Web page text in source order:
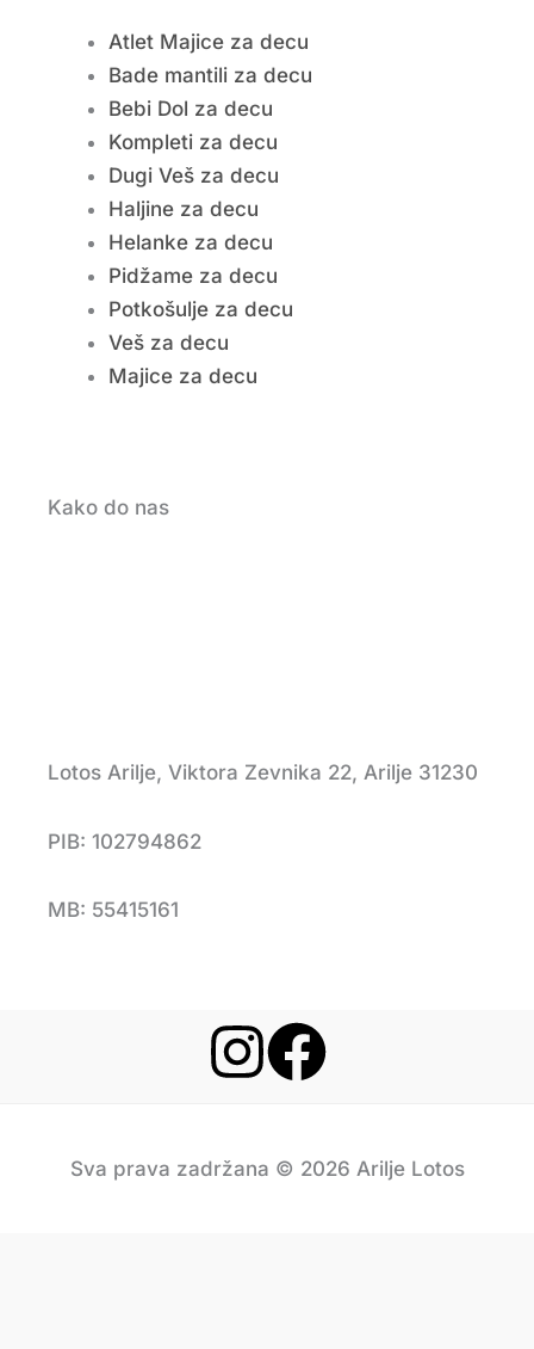
Atlet Majice za decu
Bade mantili za decu
Bebi Dol za decu
Kompleti za decu
Dugi Veš za decu
Haljine za decu
Helanke za decu
Pidžame za decu
Potkošulje za decu
Veš za decu
Majice za decu
Kako do nas
Lotos Arilje, Viktora Zevnika 22, Arilje 31230
PIB: 102794862
MB: 55415161
Sva prava zadržana © 2026 Arilje Lotos